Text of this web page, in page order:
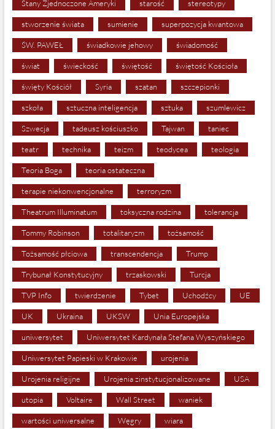
Stany Zjednoczone Ameryki starość stereotypy
stworzenie świata sumienie superpozycja kwantowa
ŚW. PAWEŁ świadkowie jehowy świadomość
świat świeckość świętość świętość Kościoła
święty Kościół Syria szatan szczepionki
szkoła sztuczna inteligencja sztuka szumlewicz
Szwecja tadeusz kościuszko Tajwan taniec
teatr technika teizm teodycea teologia
Teoria Boga teoria ostateczna
terapie niekonwencjonalne terroryzm
Theatrum Illuminatum toksyczna rodzina tolerancja
Tommy Robinson totalitaryzm tożsamość
Tożsamość płciowa transcendencja Trump
Trybunał Konstytucyjny trzaskowski Turcja
TVP Info twierdzenie Tybet Uchodźcy UE
UK Ukraina UKSW Unia Europejska
uniwersytet Uniwersytet Kardynała Stefana Wyszyńskiego
Uniwersytet Papieski w Krakowie urojenia
Urojenia religijne Urojenia zinstytucjonalizowane USA
utopia Voltaire Wall Street waniek
wartości uniwersalne Węgry wiara